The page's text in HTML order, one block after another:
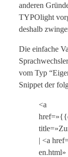
anderen
TYPOlight
deshalb
Die einfache
vom Typ
Snippet der
<a
| <a